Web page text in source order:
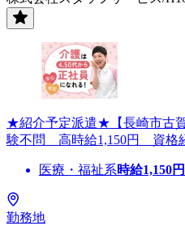
★紹介予定派遣★【長崎市古
験不問 高時給1,150円 資格
医療・福祉系時給1,150
勤務地